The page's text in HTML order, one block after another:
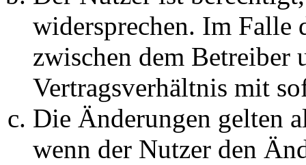
widersprechen. Im Falle
zwischen dem Betreiber
Vertragsverhältnis mit
Die Änderungen gelten
wenn der Nutzer den